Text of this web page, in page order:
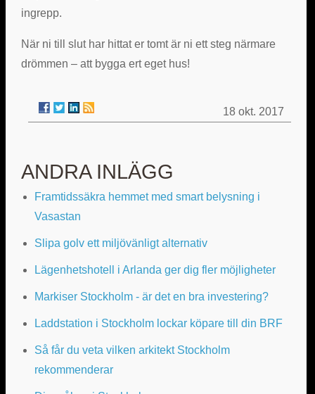
ingrepp.
När ni till slut har hittat er tomt är ni ett steg närmare
drömmen – att bygga ert eget hus!
18 okt. 2017
ANDRA INLÄGG
Framtidssäkra hemmet med smart belysning i
Vasastan
Slipa golv ett miljövänligt alternativ
Lägenhetshotell i Arlanda ger dig fler möjligheter
Markiser Stockholm - är det en bra investering?
Laddstation i Stockholm lockar köpare till din BRF
Så får du veta vilken arkitekt Stockholm
rekommenderar